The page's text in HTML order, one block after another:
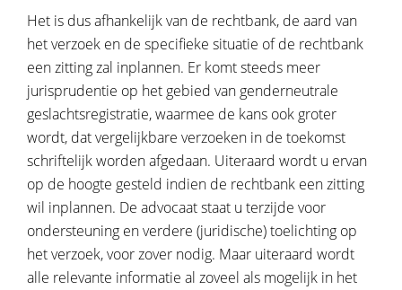
Het is dus afhankelijk van de rechtbank, de aard van
het verzoek en de specifieke situatie of de rechtbank
een zitting zal inplannen. Er komt steeds meer
jurisprudentie op het gebied van genderneutrale
geslachtsregistratie, waarmee de kans ook groter
wordt, dat vergelijkbare verzoeken in de toekomst
schriftelijk worden afgedaan. Uiteraard wordt u ervan
op de hoogte gesteld indien de rechtbank een zitting
wil inplannen. De advocaat staat u terzijde voor
ondersteuning en verdere (juridische) toelichting op
het verzoek, voor zover nodig. Maar uiteraard wordt
alle relevante informatie al zoveel als mogelijk in het